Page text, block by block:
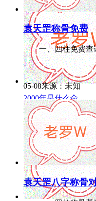
2000年是什么命
袁天罡称骨免费
一、四柱免费查询
05-08来源：未知
袁天罡八字称骨